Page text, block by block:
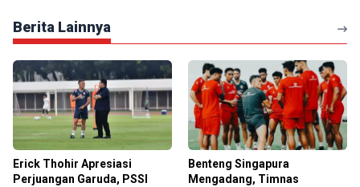
Berita Lainnya
Erick Thohir Apresiasi
Perjuangan Garuda, PSSI
Benteng Singapura
Mengadang, Timnas